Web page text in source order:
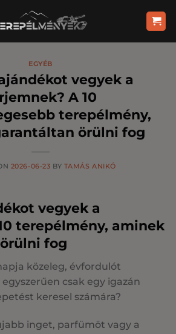
EGYÉB
vegyek a
A 10
terepélmény,
örülni fog
2026-06-23 BY TAMÁS ANIKÓ
vegyek a
terepélmény, aminek
fog
közeleg, évfordulót
csak egy igazán
keresel számára?
inget, parfümöt vagy a